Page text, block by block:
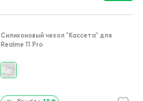
Силиконовый чехол "Кассета" для
Realme 11 Pro